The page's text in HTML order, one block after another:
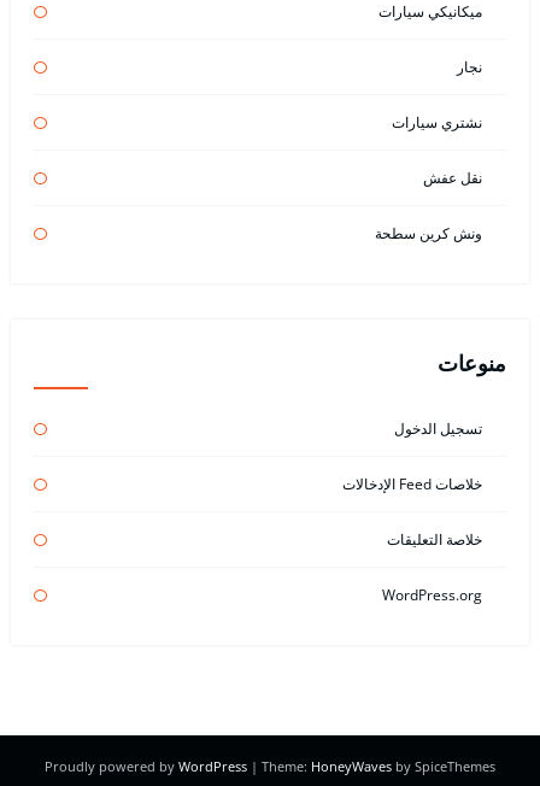
ميكانيكي سيارات
نجار
نشتري سيارات
نقل عفش
ونش كرين سطحة
منوعات
تسجيل الدخول
خلاصات Feed الإدخالات
خلاصة التعليقات
WordPress.org
Proudly powered by WordPress | Theme: HoneyWaves by SpiceThemes